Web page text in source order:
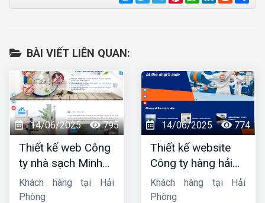
BÀI VIẾT LIÊN QUAN:
14/06/2025 795
Thiết kế web Công
ty nhà sạch Minh
Dương
Khách hàng tại Hải
Phòng
14/06/2025 774
Thiết kế website
Công ty hàng hải
liên minh
Khách hàng tại Hải
Phòng